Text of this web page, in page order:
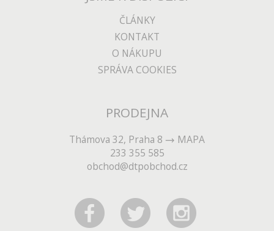
ČLÁNKY
KONTAKT
O NÁKUPU
SPRÁVA COOKIES
PRODEJNA
Thámova 32, Praha 8
MAPA
233 355 585
obchod@dtpobchod.cz